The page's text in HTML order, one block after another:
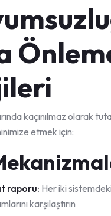
kaçınılmaz olarak
etmek için:
raporu: Her iki
karşılaştırın